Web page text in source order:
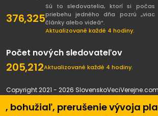
prerušenie vývoja platformy
376,325
Sú to sledovatelia, ktorí si počas
priebehu jedného dňa pozrú
články alebo videá“.
Aktualizované každé 4 hodiny.
Počet nových sledovateľov
205,212Aktualizované každé 4 hodiny.
Copyright 2021 - 2026